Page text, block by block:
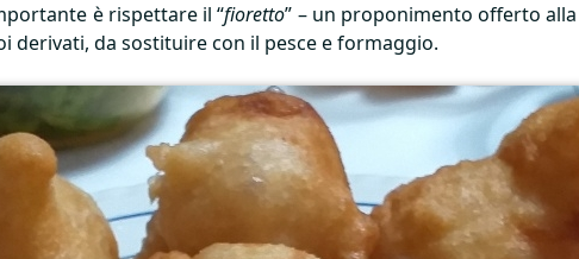
è rispettare il “fioretto” – un proponimento offerto
derivati, da sostituire con il pesce e formaggio.